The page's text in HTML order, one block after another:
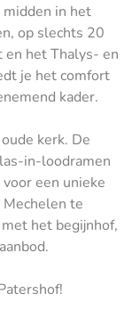
in het
op slechts 20
het Thalys- en
je het comfort
kader.
kerk. De
in-loodramen
een unieke
te
het begijnhof,